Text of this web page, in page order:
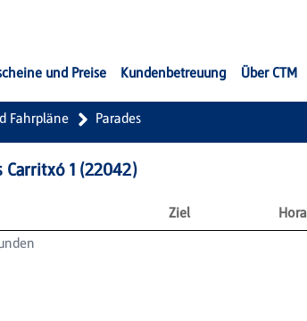
und Preise Kundenbetreuung Über CTM
Fahrpläne Parades
Carritxó 1 (22042)
Ziel